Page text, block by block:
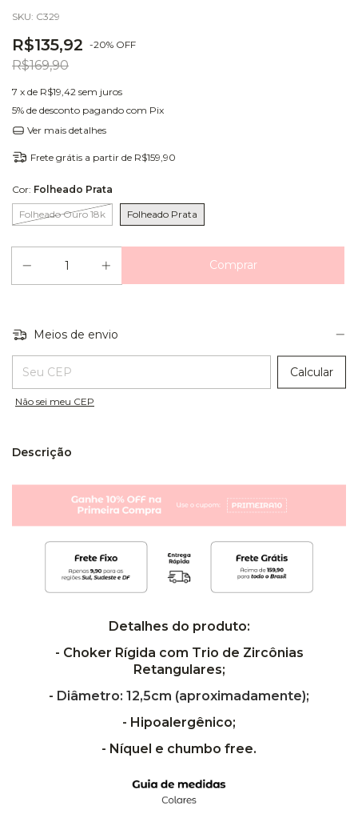
SKU: C329
R$135,92 -20% OFF
R$169,90
7 x de R$19,42 sem juros
5% de desconto pagando com Pix
Ver mais detalhes
Frete grátis a partir de R$159,90
Cor: Folheado Prata
Folheado Ouro 18k Folheado Prata
Meios de envio
Entregas para o CEP:
Calcular
Não sei meu CEP
Descrição
Detalhes do produto:
- Choker Rígida com Trio de Zircônias
Retangulares;
- Diâmetro: 12,5cm (aproximadamente);
- Hipoalergênico;
- Níquel e chumbo free.